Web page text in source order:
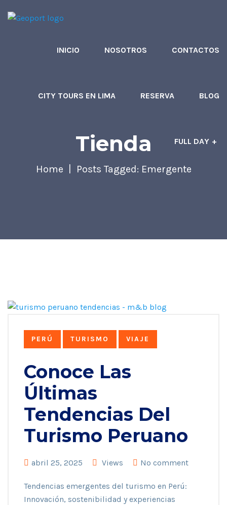
INICIO NOSOTROS CONTACTOS
CITY TOURS EN LIMA RESERVA BLOG
FULL DAY
Tienda
Home Posts Tagged: Emergente
PERÚ TURISMO VIAJE
Conoce Las
Últimas
Tendencias Del
Turismo Peruano
abril 25, 2025 Views No comment
Tendencias emergentes del turismo en Perú:
Innovación, sostenibilidad y experiencias